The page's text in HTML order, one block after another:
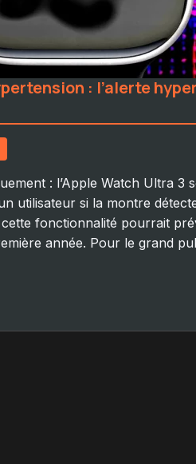
: l’alerte
: l’Apple Watch Ultra 3
utilisateur si la montre
fonctionnalité pourrait
année. Pour le grand